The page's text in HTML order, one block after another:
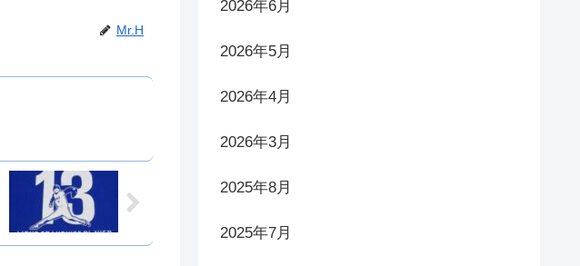
Mr.H
2026年6月
2026年5月
2026年4月
2026年3月
2025年8月
2025年7月